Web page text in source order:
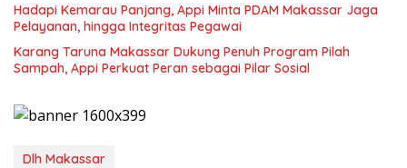
Hadapi Kemarau Panjang, Appi Minta PDAM Makassar Jaga
Pelayanan, hingga Integritas Pegawai
Karang Taruna Makassar Dukung Penuh Program Pilah
Sampah, Appi Perkuat Peran sebagai Pilar Sosial
Dlh Makassar